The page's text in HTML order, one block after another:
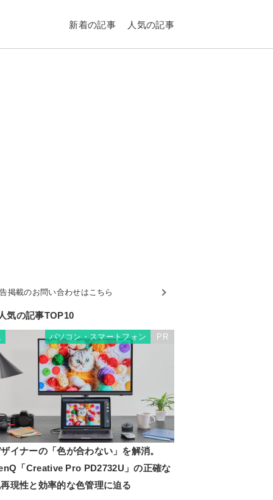
新着の記事 人気の記事
掲載のお問い合わせはこちら
気の記事TOP10
パソコン・スマートフォン PR
イナーの「色が合わない」を解消。
「Creative Pro PD2732U」の正確な
現性と効率的な色管理に迫る